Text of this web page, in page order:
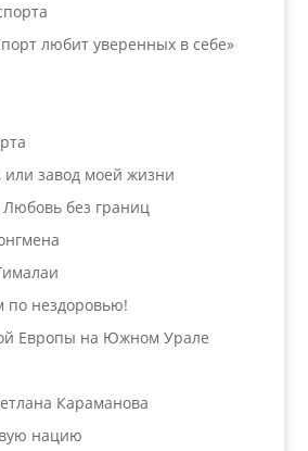
любит уверенных в себе»
или завод моей жизни
без границ
по нездоровью!
Европы на Южном Урале
Караманова
нацию